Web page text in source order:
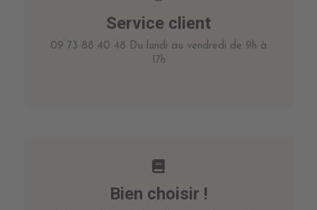
Service client
09 73 88 40 48 Du lundi au vendredi de 9h à
17h
Bien choisir !